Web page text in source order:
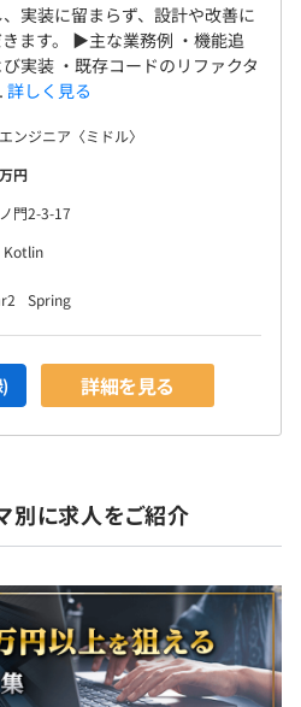
実装に留まらず、設計や改善に
ます。 ▶主な業務例 ・機能追
実装 ・既存コードのリファクタ
詳しく見る
ンジニア〈ミドル〉
円
門2-3-17
Kotlin
Spring
詳細を見る
別に求人をご紹介